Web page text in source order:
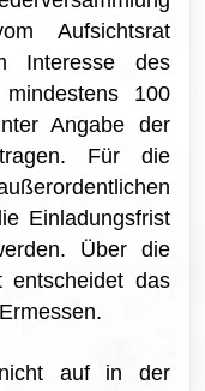
Aufsichtsrat
Interesse des
100
Angabe der
Für die
Einladungsfrist
Über die
entscheidet das
auf in der